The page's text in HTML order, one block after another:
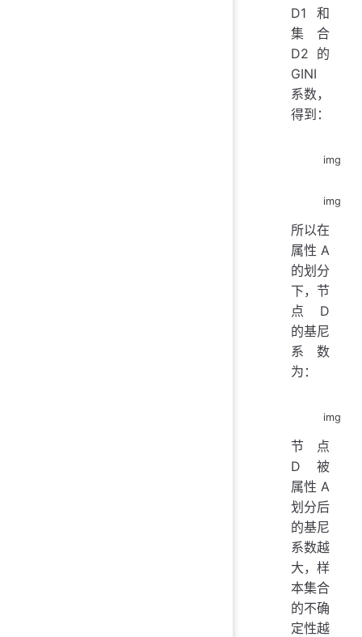
D1 和
集合
D2 的
GINI
系数，
得到：
img
img
所以在
属性 A
的划分
下，节
点 D
的基尼
系数
为：
img
节点
D 被
属性 A
划分后
的基尼
系数越
大，样
本集合
的不确
定性越